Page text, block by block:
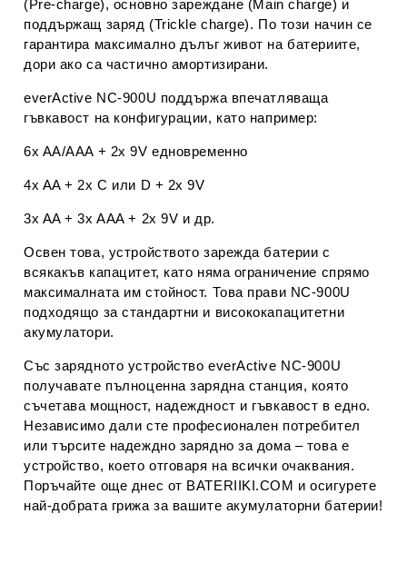
(Pre-charge), основно зареждане (Main charge) и
поддържащ заряд (Trickle charge). По този начин се
гарантира максимално дълъг живот на батериите,
дори ако са частично амортизирани.
everActive NC-900U поддържа впечатляваща
гъвкавост на конфигурации, като например:
6x AA/AAA + 2x 9V едновременно
4x AA + 2x C или D + 2x 9V
3x AA + 3x AAA + 2x 9V и др.
Освен това, устройството зареждабатерии с
всякакъв капацитет, като няма ограничение спрямо
максималната им стойност. Това прави NC-900U
подходящо за стандартни и висококапацитетни
акумулатори.
Със зарядното устройство everActive NC-900U
получавате пълноценна зарядна станция, която
съчетава мощност, надеждност и гъвкавост в едно.
Независимо дали сте професионален потребител
или търсите надеждно зарядно за дома – това е
устройство, което отговаря на всички очаквания.
Поръчайте още днес от BATERIIKI.COM и осигурете
най-добрата грижа за вашите акумулаторни батерии!